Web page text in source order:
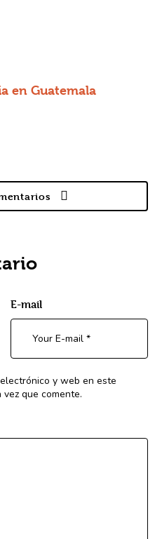
en Guatemala
E-mail
y web en este
que comente.